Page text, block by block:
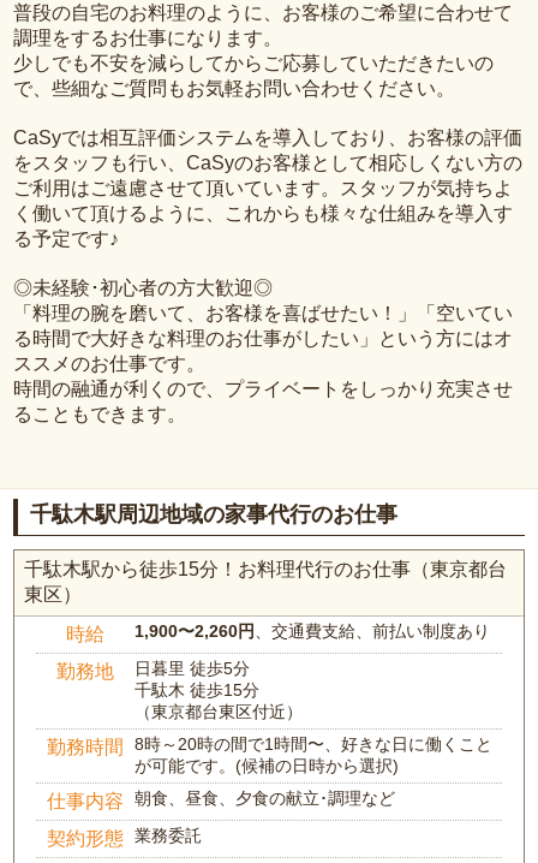
普段の自宅のお料理のように、お客様のご希望に合わせて
調理をするお仕事になります。
少しでも不安を減らしてからご応募していただきたいの
で、些細なご質問もお気軽お問い合わせください。
CaSyでは相互評価システムを導入しており、お客様の評価
をスタッフも行い、CaSyのお客様として相応しくない方の
ご利用はご遠慮させて頂いています。スタッフが気持ちよ
く働いて頂けるように、これからも様々な仕組みを導入す
る予定です♪
◎未経験･初心者の方大歓迎◎
「料理の腕を磨いて、お客様を喜ばせたい！」「空いてい
る時間で大好きな料理のお仕事がしたい」という方にはオ
ススメのお仕事です。
時間の融通が利くので、プライベートをしっかり充実させ
ることもできます。
千駄木駅周辺地域の家事代行のお仕事
千駄木駅から徒歩15分！お料理代行のお仕事（東京都台
東区）
時給 1,900〜2,260円、交通費支給、前払い制度あり
勤務地
日暮里 徒歩5分
千駄木 徒歩15分
（東京都台東区付近）
勤務時間
8時～20時の間で1時間〜、好きな日に働くこと
が可能です。(候補の日時から選択)
仕事内容 朝食、昼食、夕食の献立･調理など
契約形態 業務委託